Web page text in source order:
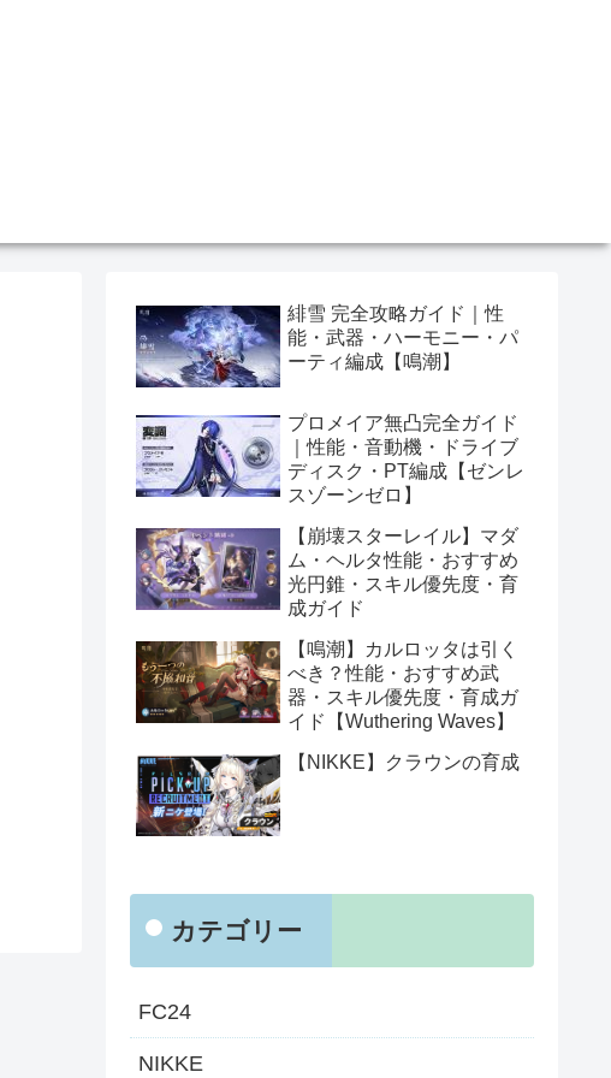
緋雪 完全攻略ガイド｜性
能・武器・ハーモニー・パ
ーティ編成【鳴潮】
プロメイア無凸完全ガイド
｜性能・音動機・ドライブ
ディスク・PT編成【ゼンレ
スゾーンゼロ】
【崩壊スターレイル】マダ
ム・ヘルタ性能・おすすめ
光円錐・スキル優先度・育
成ガイド
【鳴潮】カルロッタは引く
べき？性能・おすすめ武
器・スキル優先度・育成ガ
イド【Wuthering Waves】
【NIKKE】クラウンの育成
カテゴリー
FC24
NIKKE